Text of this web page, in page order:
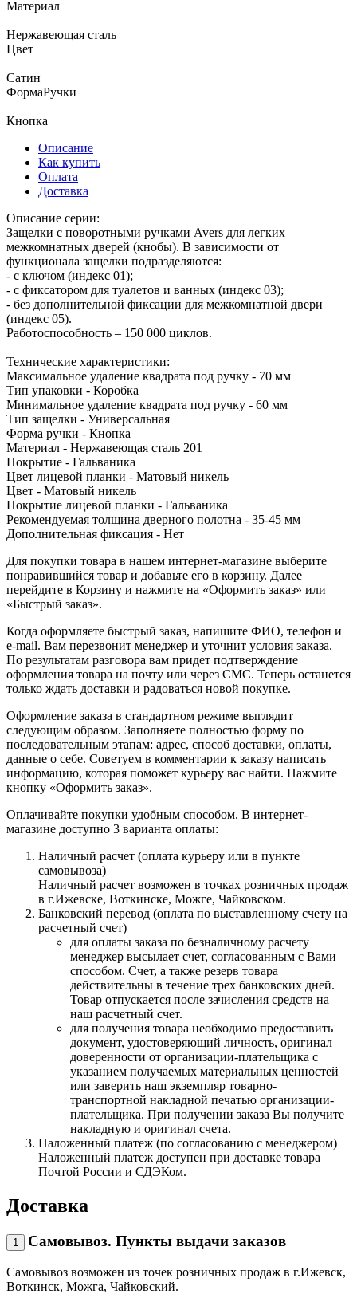
Материал
—
Нержавеющая сталь
Цвет
—
Сатин
ФормаРучки
—
Кнопка
Описание
Как купить
Оплата
Доставка
Описание серии:
Защелки c поворотными ручками Avers для легких
межкомнатных дверей (кнобы). В зависимости от
функционала защелки подразделяются:
- с ключом (индекс 01);
- с фиксатором для туалетов и ванных (индекс 03);
- без дополнительной фиксации для межкомнатной двери
(индекс 05).
Работоспособность – 150 000 циклов.
Технические характеристики:
Максимальное удаление квадрата под ручку - 70 мм
Тип упаковки - Коробка
Минимальное удаление квадрата под ручку - 60 мм
Тип защелки - Универсальная
Форма ручки - Кнопка
Материал - Нержавеющая сталь 201
Покрытие - Гальваника
Цвет лицевой планки - Матовый никель
Цвет - Матовый никель
Покрытие лицевой планки - Гальваника
Рекомендуемая толщина дверного полотна - 35-45 мм
Дополнительная фиксация - Нет
Для покупки товара в нашем интернет-магазине выберите
понравившийся товар и добавьте его в корзину. Далее
перейдите в Корзину и нажмите на «Оформить заказ» или
«Быстрый заказ».
Когда оформляете быстрый заказ, напишите ФИО, телефон и
e-mail. Вам перезвонит менеджер и уточнит условия заказа.
По результатам разговора вам придет подтверждение
оформления товара на почту или через СМС. Теперь останется
только ждать доставки и радоваться новой покупке.
Оформление заказа в стандартном режиме выглядит
следующим образом. Заполняете полностью форму по
последовательным этапам: адрес, способ доставки, оплаты,
данные о себе. Советуем в комментарии к заказу написать
информацию, которая поможет курьеру вас найти. Нажмите
кнопку «Оформить заказ».
Оплачивайте покупки удобным способом. В интернет-
магазине доступно 3 варианта оплаты:
Наличный расчет (оплата курьеру или в пункте
самовывоза)
Наличный расчет возможен в точках розничных продаж
в г.Ижевске, Воткинске, Можге, Чайковском.
Банковский перевод (оплата по выставленному счету на
расчетный счет)
для оплаты заказа по безналичному расчету
менеджер высылает счет, согласованным с Вами
способом. Счет, а также резерв товара
действительны в течение трех банковских дней.
Товар отпускается после зачисления средств на
наш расчетный счет.
для получения товара необходимо предоставить
документ, удостоверяющий личность, оригинал
доверенности от организации-плательщика с
указанием получаемых материальных ценностей
или заверить наш экземпляр товарно-
транспортной накладной печатью организации-
плательщика. При получении заказа Вы получите
накладную и оригинал счета.
Наложенный платеж (по согласованию с менеджером)
Наложенный платеж доступен при доставке товара
Почтой России и СДЭКом.
Доставка
1 Самовывоз. Пункты выдачи заказов
Самовывоз возможен из точек розничных продаж в г.Ижевск,
Воткинск, Можга, Чайковский.